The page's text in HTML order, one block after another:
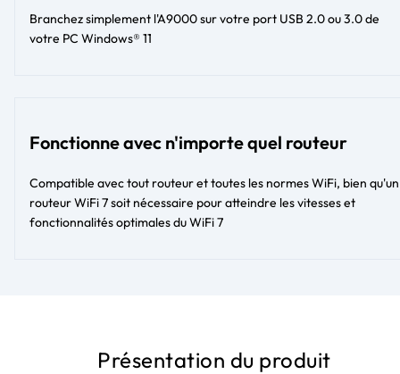
Branchez simplement l'A9000 sur votre port USB 2.0 ou 3.0 de
votre PC Windows® 11
Fonctionne avec n'importe quel routeur
Compatible avec tout routeur et toutes les normes WiFi, bien qu'un
routeur WiFi 7 soit nécessaire pour atteindre les vitesses et
fonctionnalités optimales du WiFi 7
Présentation du produit